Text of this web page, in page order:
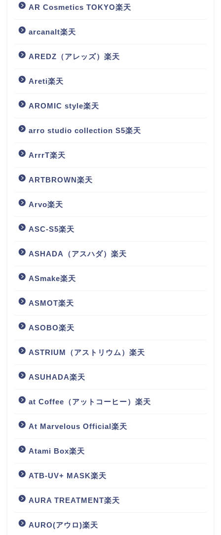
AR Cosmetics TOKYO楽天
arcanalt楽天
AREDZ（アレッズ）楽天
Areti楽天
AROMIC style楽天
arro studio collection S5楽天
ArrrT楽天
ARTBROWN楽天
Arvo楽天
ASC-S5楽天
ASHADA（アスハダ）楽天
ASmake楽天
ASMOT楽天
ASOBO楽天
ASTRIUM（アストリウム）楽天
ASUHADA楽天
at Coffee（アットコーヒー）楽天
At Marvelous Official楽天
Atami Box楽天
ATB-UV+ MASK楽天
AURA TREATMENT楽天
AURO(アウロ)楽天